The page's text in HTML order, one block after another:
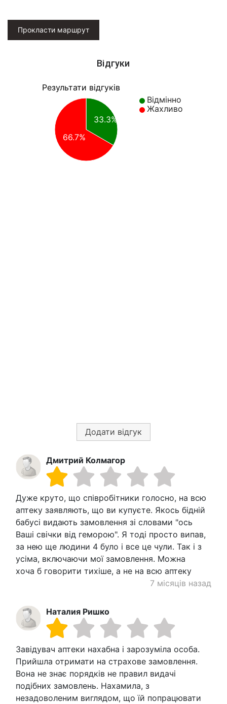
Прокласти маршрут
Відгуки
Результати відгуків
Відмінно
Жахливо
33.3%
66.7%
Додати відгук
Дмитрий Колмагор
Дуже круто, що співробітники голосно, на всю
аптеку заявляють, що ви купуєте. Якось бідній
бабусі видають замовлення зі словами "ось
Ваші свічки від геморою". Я тоді просто випав,
за нею ще людини 4 було і все це чули. Так і з
усіма, включаючи мої замовлення. Можна
хоча б говорити тихіше, а не на всю аптеку
7 місяців назад
Наталия Ришко
Завідувач аптеки нахабна і зарозуміла особа.
Прийшла отримати на страхове замовлення.
Вона не знає порядків не правил видачі
подібних замовлень. Нахамила, з
незадоволеним виглядом, що їй попрацювати